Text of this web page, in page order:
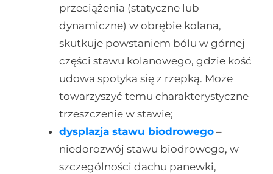
przeciążenia (statyczne lub
dynamiczne) w obrębie kolana,
skutkuje powstaniem bólu w górnej
części stawu kolanowego, gdzie kość
udowa spotyka się z rzepką. Może
towarzyszyć temu charakterystyczne
trzeszczenie w stawie;
dysplazja stawu biodrowego–
niedorozwój stawu biodrowego, w
szczególności dachu panewki,